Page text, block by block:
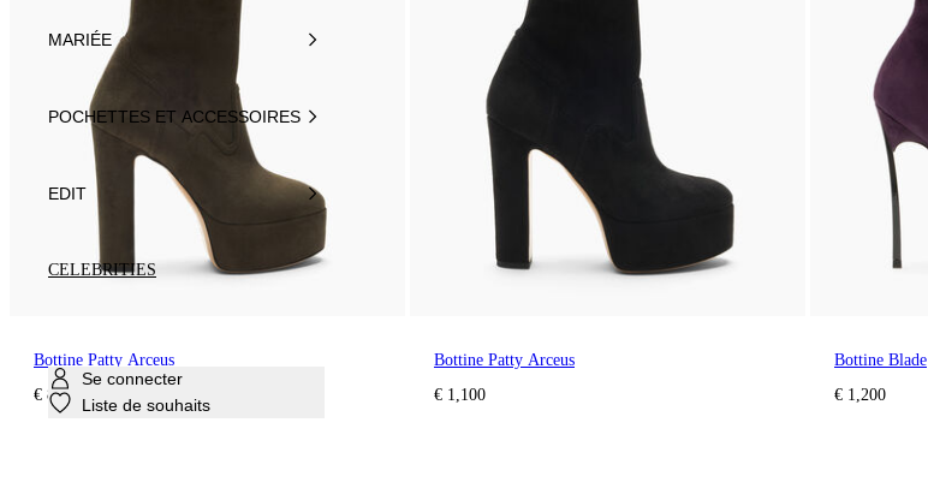
MARIÉE
POCHETTES ET ACCESSOIRES
EDIT
CELEBRITIES
Se connecter
Liste de souhaits
Bottine Patty Arceus
€ 850
Bottine Patty Arceus
€ 1,100
Bottine Blade
€ 1,200